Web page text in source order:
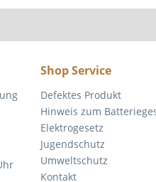
Shop Service
Defektes Produkt
Hinweis zum
Elektrogesetz
Jugendschutz
Umweltschutz
Kontakt